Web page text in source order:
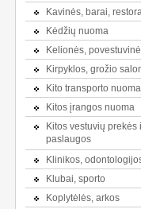
Kavinės, barai,
Kėdžių nuoma
Kelionės,
Kirpyklos, grožio
Kito transporto nuoma
Kitos įrangos nuoma
Kitos vestuvių prekės
paslaugos
Klinikos,
Klubai, sporto
Koplytėlės, arkos